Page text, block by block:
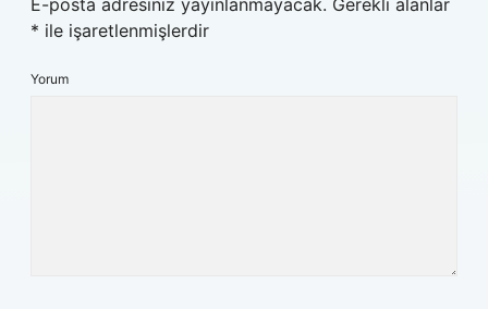
E-posta adresiniz yayınlanmayacak. Gerekli alanlar
* ile işaretlenmişlerdir
Yorum